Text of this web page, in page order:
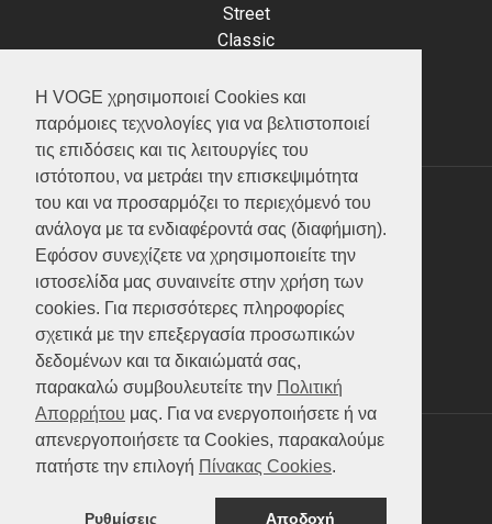
Η VOGE χρησιμοποιεί Cookies και
παρόμοιες τεχνολογίες για να βελτιστοποιεί
τις επιδόσεις και τις λειτουργίες του
ιστότοπου, να μετράει την επισκεψιμότητα
του και να προσαρμόζει το περιεχόμενό του
ανάλογα με τα ενδιαφέροντά σας (διαφήμιση).
Εφόσον συνεχίζετε να χρησιμοποιείτε την
ιστοσελίδα μας συναινείτε στην χρήση των
cookies. Για περισσότερες πληροφορίες
σχετικά με την επεξεργασία προσωπικών
δεδομένων και τα δικαιώματά σας,
παρακαλώ συμβουλευτείτε την Πολιτική
Απορρήτου μας. Για να ενεργοποιήσετε ή να
απενεργοποιήσετε τα Cookies, παρακαλούμε
πατήστε την επιλογή Πίνακας Cookies.
Ρυθμίσεις Αποδοχή
Street
Classic
Scooter
ATV (Loncin)
ΥΠΗΡΕΣΙΕΣ
Test ride
Επικοινωνία
Service
Κατάλογος
FAQ
SOCIAL MEDIA